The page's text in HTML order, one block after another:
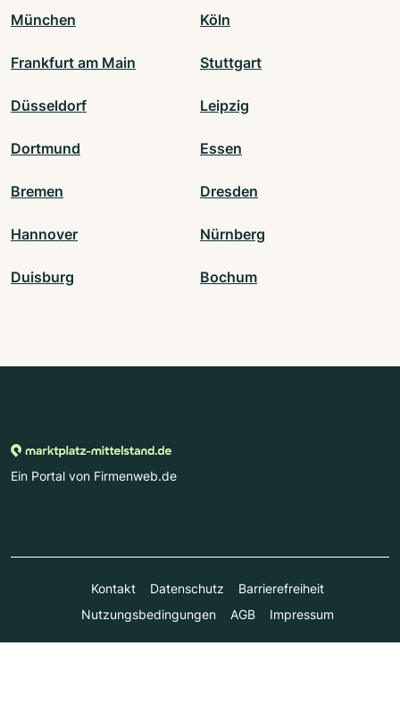
München Köln
Frankfurt am Main Stuttgart
Düsseldorf Leipzig
Dortmund Essen
Bremen Dresden
Hannover Nürnberg
Duisburg Bochum
Ein Portal von Firmenweb.de
Kontakt Datenschutz
Barrierefreiheit
Nutzungsbedingungen
AGB Impressum